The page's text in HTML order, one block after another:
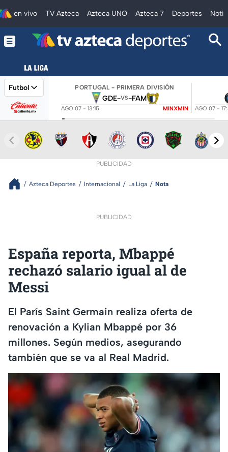
en vivo TV Azteca Azteca UNO Azteca 7 Deportes
Futbol PORTUGAL - PRIMERA DIVISIÓN
GDE-VS-FAM
AGO 07 - 13:15 MINXMIN AGO 07 -
PUBLICIDAD
Azteca Deportes Internacional La Liga Nota
PUBLICIDAD
España reporta, Mbappé
rechazó salario igual al de
Messi
El París Saint Germain realiza oferta de
renovación a Kylian Mbappé por 36
millones. Según medios, asegurando
también que se va al Real Madrid.